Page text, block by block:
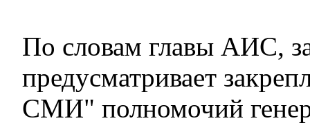
По словам главы АИС,
предусматривает
СМИ" полномочий